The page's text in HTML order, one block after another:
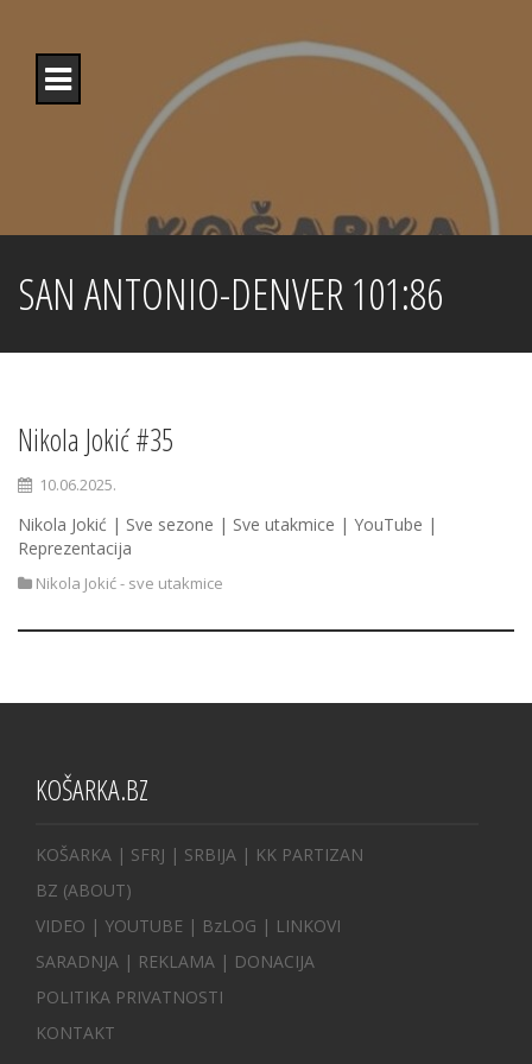
content
SAN ANTONIO-DENVER 101:86
Nikola Jokić #35
10.06.2025.
Nikola Jokić | Sve sezone | Sve utakmice | YouTube |
Reprezentacija
Nikola Jokić - sve utakmice
KOŠARKA.BZ
KOŠARKA | SFRJ | SRBIJA | KK PARTIZAN
BZ (ABOUT)
VIDEO | YOUTUBE | BzLOG | LINKOVI
SARADNJA | REKLAMA | DONACIJA
POLITIKA PRIVATNOSTI
KONTAKT